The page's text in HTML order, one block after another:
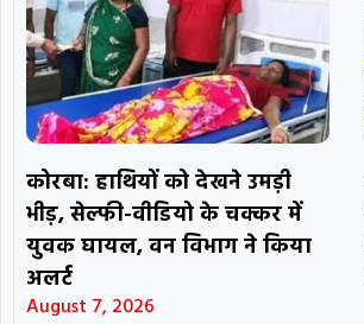
कोरबा: हाथियों को देखने उमड़ी
भीड़, सेल्फी-वीडियो के चक्कर में
युवक घायल, वन विभाग ने किया
अलर्ट
August 7, 2026